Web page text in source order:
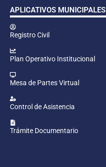
APLICATIVOS MUNICIPALES
Registro Civil
Plan Operativo Institucional
Mesa de Partes Virtual
Control de Asistencia
Trámite Documentario